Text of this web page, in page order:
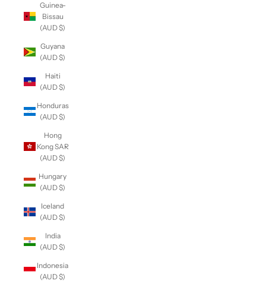
Guinea-
Bissau
(AUD $)
Guyana
(AUD $)
Haiti
(AUD $)
Honduras
(AUD $)
Hong
Kong SAR
(AUD $)
Hungary
(AUD $)
Iceland
(AUD $)
India
(AUD $)
Indonesia
(AUD $)